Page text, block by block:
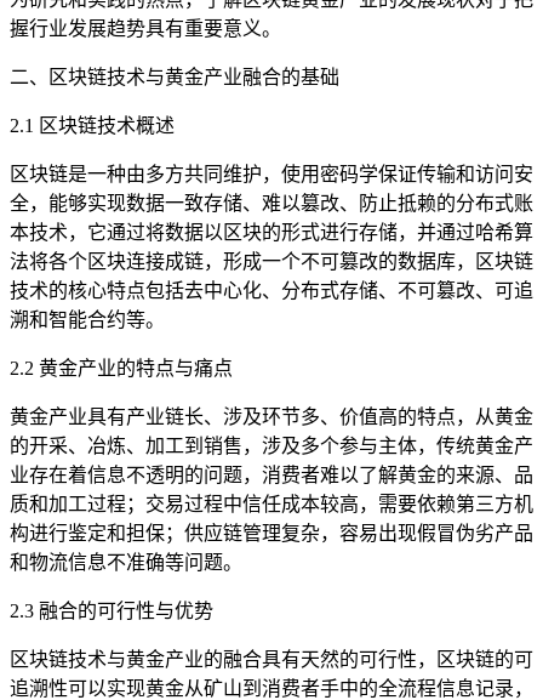
握行业发展趋势具有重要意义。
二、区块链技术与黄金产业融合的基础
2.1 区块链技术概述
区块链是一种由多方共同维护，使用密码学保证传输和访问安
全，能够实现数据一致存储、难以篡改、防止抵赖的分布式账
本技术，它通过将数据以区块的形式进行存储，并通过哈希算
法将各个区块连接成链，形成一个不可篡改的数据库，区块链
技术的核心特点包括去中心化、分布式存储、不可篡改、可追
溯和智能合约等。
2.2 黄金产业的特点与痛点
黄金产业具有产业链长、涉及环节多、价值高的特点，从黄金
的开采、冶炼、加工到销售，涉及多个参与主体，传统黄金产
业存在着信息不透明的问题，消费者难以了解黄金的来源、品
质和加工过程；交易过程中信任成本较高，需要依赖第三方机
构进行鉴定和担保；供应链管理复杂，容易出现假冒伪劣产品
和物流信息不准确等问题。
2.3 融合的可行性与优势
区块链技术与黄金产业的融合具有天然的可行性，区块链的可
追溯性可以实现黄金从矿山到消费者手中的全流程信息记录，